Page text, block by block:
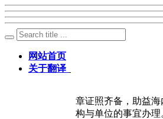
网站首页
关于翻译
章证照齐备，助益
构与单位的事宜办理